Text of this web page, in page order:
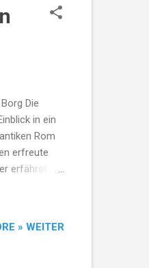
Die
in ein
Rom
erfreute
erfährst du,
von
» WEITER